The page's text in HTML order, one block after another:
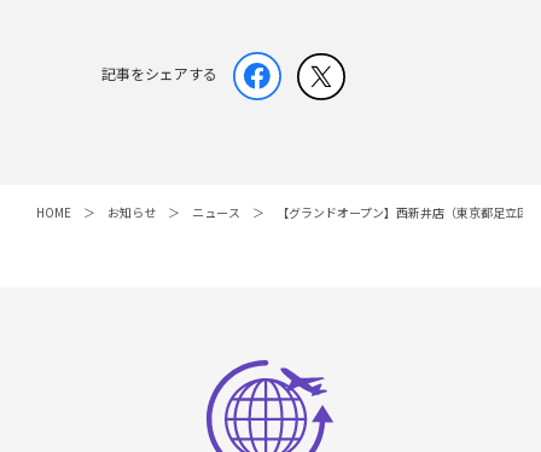
記事をシェアする
HOME お知らせ ニュース 【グランドオープン】西新井店（東京都足立区）